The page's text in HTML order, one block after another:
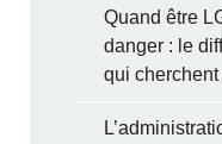
Quand être
danger : le
qui